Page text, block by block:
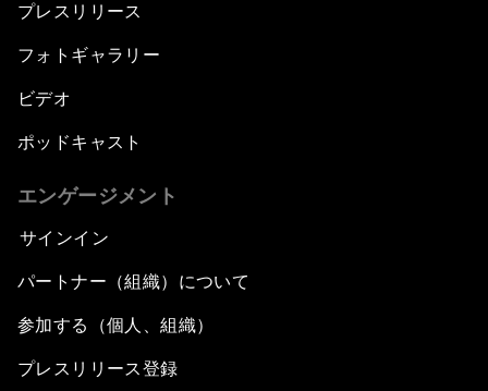
プレスリリース
フォトギャラリー
ビデオ
ポッドキャスト
エンゲージメント
サインイン
パートナー（組織）について
参加する（個人、組織）
プレスリリース登録